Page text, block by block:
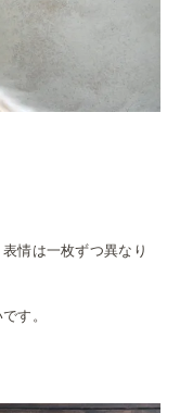
情は一枚ずつ異なり
す。